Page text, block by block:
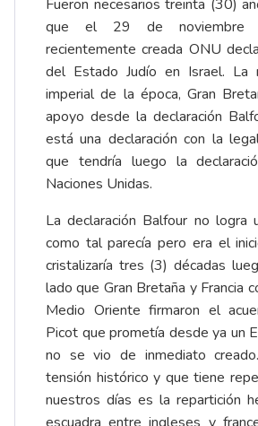
Fueron necesarios treinta (30)
que el 29 de
recientemente creada ONU
del Estado Judío en Israel. La
imperial de la época, Gran
apoyo desde la declaración
está una declaración con la
que tendría luego la
Naciones Unidas.
La declaración Balfour no logra
como tal parecía pero era el
cristalizaría tres (3) décadas
lado que Gran Bretaña y Francia
Medio Oriente firmaron el
Picot que prometía desde ya un
no se vio de inmediato
tensión histórico y que tiene
nuestros días es la repartición
escuadra entre ingleses y